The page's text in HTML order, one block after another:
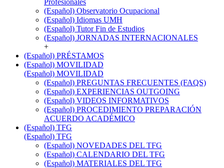
Profesionales
(Español) Observatorio Ocupacional
(Español) Idiomas UMH
(Español) Tutor Fin de Estudios
(Español) JORNADAS INTERNACIONALES
+
(Español) PRÉSTAMOS
(Español) MOVILIDAD
(Español) MOVILIDAD
(Español) PREGUNTAS FRECUENTES (FAQS)
(Español) EXPERIENCIAS OUTGOING
(Español) VIDEOS INFORMATIVOS
(Español) PROCEDIMIENTO PREPARACIÓN
ACUERDO ACADÉMICO
(Español) TFG
(Español) TFG
(Español) NOVEDADES DEL TFG
(Español) CALENDARIO DEL TFG
(Español) MATERIALES DEL TFG